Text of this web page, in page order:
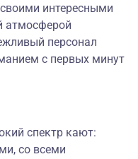
интересными
атмосферой
персонал
с первых минут
спектр кают:
со всеми